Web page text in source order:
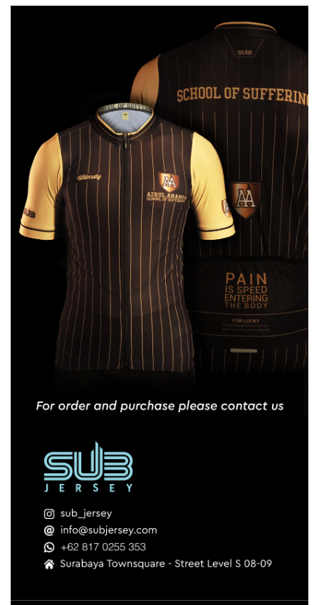
Unggulannya adalah Peter Sagan (Bora-Hansgrohe), Dylan
Groenewegen (LottoNL-Jumbo) dan Fernando Gaviria (Quick-